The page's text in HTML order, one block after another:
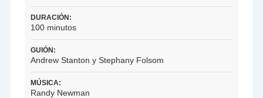
DURACIÓN:
100 minutos
GUIÓN:
Andrew Stanton y Stephany Folsom
MÚSICA:
Randy Newman